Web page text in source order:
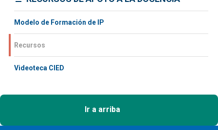
Modelo de Formación de IP
Recursos
Videoteca CIED
Ir a arriba